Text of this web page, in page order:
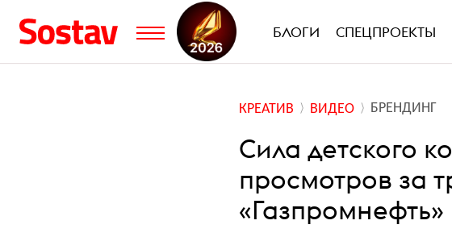
БЛОГИ СПЕЦПРОЕКТЫ
КРЕАТИВ ВИДЕО БРЕНДИНГ
Сила детского
просмотров за
«Газпромнефть»